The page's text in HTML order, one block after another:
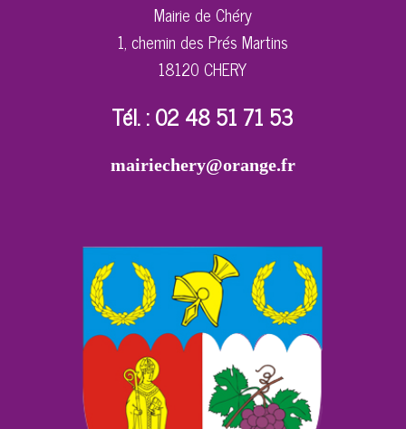
Mairie de Chéry
1, chemin des Prés Martins
18120 CHERY
Tél. : 02 48 51 71 53
mairiechery@orange.fr